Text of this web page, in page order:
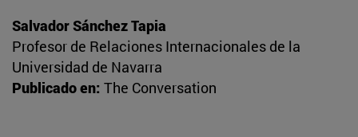
Salvador Sánchez Tapia
Profesor de Relaciones Internacionales de la
Universidad de Navarra
Publicado en: The Conversation